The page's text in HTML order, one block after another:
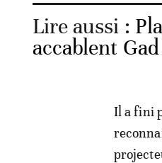
Lire aussi :
accablent
Il a fini